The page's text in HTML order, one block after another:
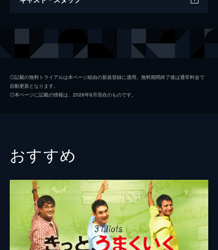
ミア エマ・ストーン
キャリー・ヘルナンデス
トム・エヴェレット・スコット
ミーガン・フェイ
デイモン・ガプトン
◎記載の無料トライアルは本ページ経由の新規登録に適用。無料期間終了後は通常料金で
自動更新となります。
◎本ページに記載の情報は、2026年8月現在のものです。
おすすめ